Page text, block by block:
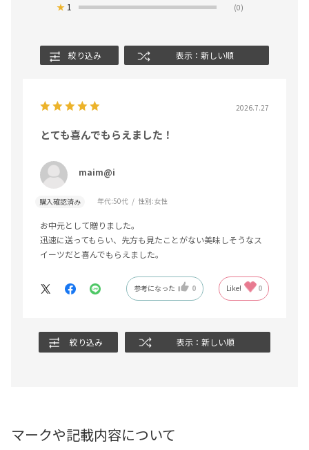
★ 1 (0)
絞り込み 表示：新しい順
2026.7.27
とても喜んでもらえました！
maim@i
購入確認済み 年代:50代 性別:女性
お中元として贈りました。
迅速に送ってもらい、先方も見たことがない美味しそうなス
イーツだと喜んでもらえました。
参考になった 0 Like! 0
絞り込み 表示：新しい順
マークや記載内容について